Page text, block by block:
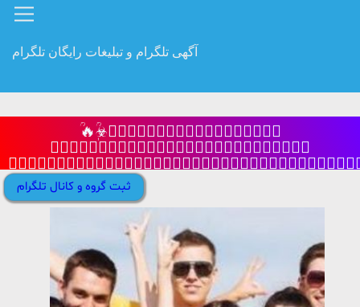
آگهی تلگرام و تبلیغات رایگان تلگرام
ؒ🔥☣ٖؒیَِٖٖٖؒؒؒکَِٖٖٖؒؒؒ
بَِٖٖٖؒؒؒغَِٖٖٖؒؒؒلَِٖٖٖؒؒؒ
ثبت گروه و کانال تلگرام